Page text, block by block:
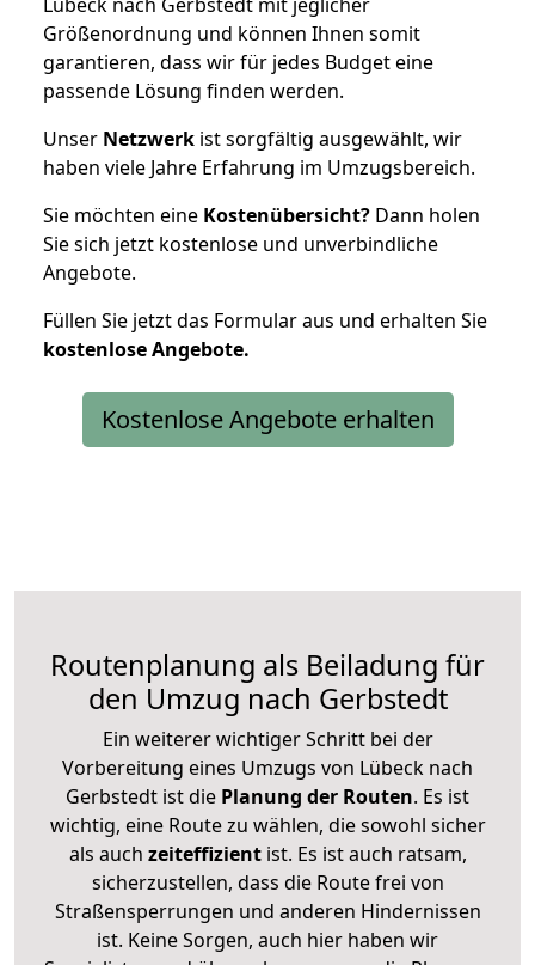
Größenordnung und können Ihnen somit
garantieren, dass wir für jedes Budget eine
passende Lösung finden werden.
Unser Netzwerk ist sorgfältig ausgewählt, wir
haben viele Jahre Erfahrung im Umzugsbereich.
Sie möchten eine Kostenübersicht? Dann holen
Sie sich jetzt kostenlose und unverbindliche
Angebote.
Füllen Sie jetzt das Formular aus und erhalten Sie
kostenloseAngebote.
Kostenlose Angebote erhalten
Routenplanung als Beiladung für
den Umzug nach Gerbstedt
Ein weiterer wichtiger Schritt bei der
Vorbereitung eines Umzugs von Lübeck nach
Gerbstedt ist die Planung der Routen. Es ist
wichtig, eine Route zu wählen, die sowohl sicher
als auch zeiteffizientist. Es ist auch ratsam,
sicherzustellen, dass die Route frei von
Straßensperrungen und anderen Hindernissen
ist. Keine Sorgen, auch hier haben wir